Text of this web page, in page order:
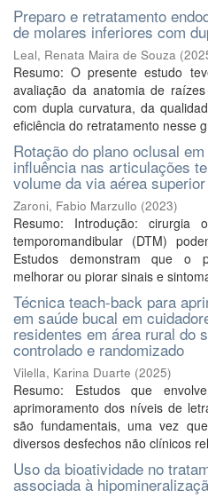
Preparo e retratamento
de molares inferiores com
Leal, Renata Maira de Souza (
Resumo: O presente estudo
avaliação da anatomia de
com dupla curvatura, da
eficiência do retratamento nesse
Rotação do plano oclusal
influência nas articulações
volume da via aérea superior
Zaroni, Fabio Marzullo (2023)
Resumo: Introdução: cirurgia
temporomandibular (DTM)
Estudos demonstram que o
melhorar ou piorar sinais e
Técnica teach-back para
em saúde bucal em
residentes em área rural do
controlado e randomizado
Vilella, Karina Duarte (2025)
Resumo: Estudos que
aprimoramento dos níveis de
são fundamentais, uma vez
diversos desfechos não clínicos
Uso da bioatividade no
associada à